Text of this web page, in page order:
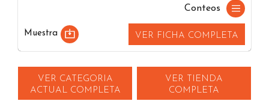
Conteos
Muestra VER FICHA COMPLETA
VER CATEGORIA
ACTUAL COMPLETA
VER TIENDA
COMPLETA